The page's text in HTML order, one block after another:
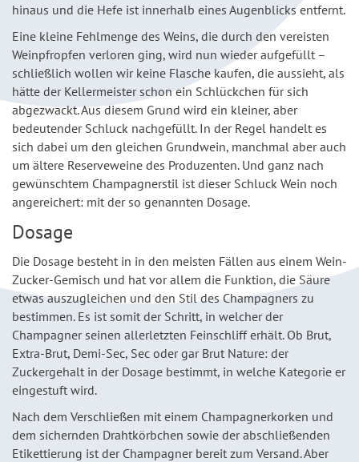
hinaus und die Hefe ist innerhalb eines Augenblicks entfernt.
Eine kleine Fehlmenge des Weins, die durch den vereisten
Weinpfropfen verloren ging, wird nun wieder aufgefüllt –
schließlich wollen wir keine Flasche kaufen, die aussieht, als
hätte der Kellermeister schon ein Schlückchen für sich
abgezwackt. Aus diesem Grund wird ein kleiner, aber
bedeutender Schluck nachgefüllt. In der Regel handelt es
sich dabei um den gleichen Grundwein, manchmal aber auch
um ältere Reserveweine des Produzenten. Und ganz nach
gewünschtem Champagnerstil ist dieser Schluck Wein noch
angereichert: mit der so genannten Dosage.
Dosage
Die Dosage besteht in in den meisten Fällen aus einem Wein-
Zucker-Gemisch und hat vor allem die Funktion, die Säure
etwas auszugleichen und den Stil des Champagners zu
bestimmen. Es ist somit der Schritt, in welcher der
Champagner seinen allerletzten Feinschliff erhält. Ob Brut,
Extra-Brut, Demi-Sec, Sec oder gar Brut Nature: der
Zuckergehalt in der Dosage bestimmt, in welche Kategorie er
eingestuft wird.
Nach dem Verschließen mit einem Champagnerkorken und
dem sichernden Drahtkörbchen sowie der abschließenden
Etikettierung ist der Champagner bereit zum Versand. Aber